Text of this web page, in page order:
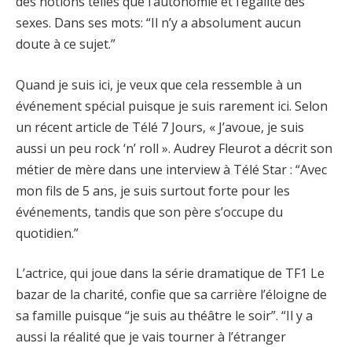
sexes. Dans ses mots: “Il n’y a absolument aucun
doute à ce sujet.”
Quand je suis ici, je veux que cela ressemble à un
événement spécial puisque je suis rarement ici. Selon
un récent article de Télé 7 Jours, « J’avoue, je suis
aussi un peu rock ‘n’ roll ». Audrey Fleurot a décrit son
métier de mère dans une interview à Télé Star : “Avec
mon fils de 5 ans, je suis surtout forte pour les
événements, tandis que son père s’occupe du
quotidien.”
L’actrice, qui joue dans la série dramatique de TF1 Le
bazar de la charité, confie que sa carrière l’éloigne de
sa famille puisque “je suis au théâtre le soir”. “Il y a
aussi la réalité que je vais tourner à l’étranger